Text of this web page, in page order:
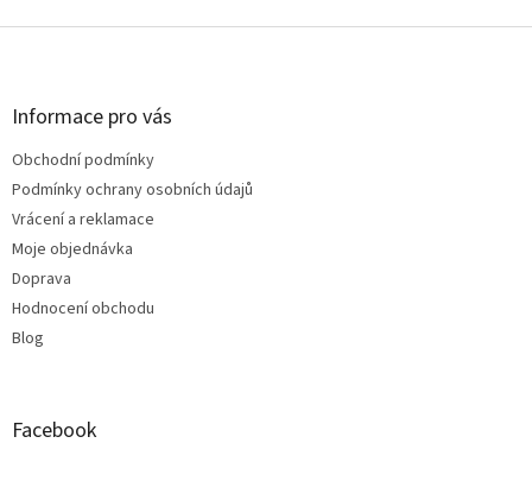
Z
Informace pro vás
Obchodní podmínky
Podmínky ochrany osobních údajů
Vrácení a reklamace
Moje objednávka
Doprava
Hodnocení obchodu
Blog
Facebook